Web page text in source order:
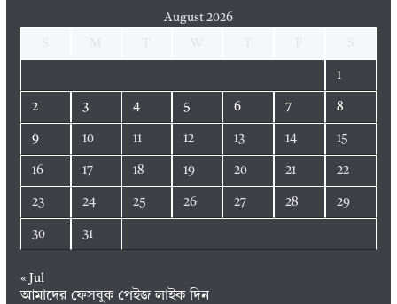
August 2026
1
2 3 4 5 6 7 8
9 10 11 12 13 14 15
16 17 18 19 20 21 22
23 24 25 26 27 28 29
30 31
« Jul
আমাদের ফেসবুক পেইজ লাইক দিন